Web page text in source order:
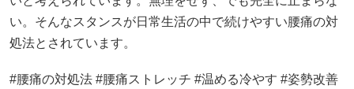
い。そんなスタンスが日常生活の中で続けやすい腰痛の対
処法とされています。
#腰痛の対処法 #腰痛ストレッチ #温める冷やす #姿勢改善